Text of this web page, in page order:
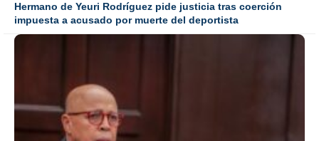
Hermano de Yeuri Rodríguez pide justicia tras coerción
impuesta a acusado por muerte del deportista